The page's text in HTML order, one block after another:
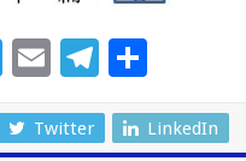
T
tt
E
ai
T
e
S
ar
Twitter LinkedIn